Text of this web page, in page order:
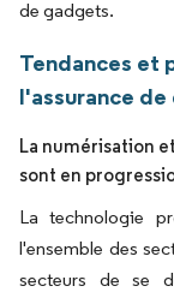
de gadgets.
Tendances et
l'assurance
La numérisation
sont en
La technologie
l'ensemble des
secteurs de se